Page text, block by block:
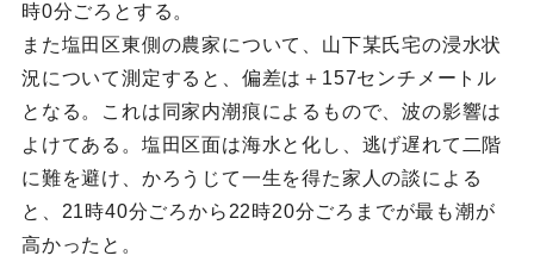
時0分ごろとする。
また塩田区東側の農家について、山下某氏宅の浸水状
況について測定すると、偏差は＋157センチメートル
となる。これは同家内潮痕によるもので、波の影響は
よけてある。塩田区面は海水と化し、逃げ遅れて二階
に難を避け、かろうじて一生を得た家人の談による
と、21時40分ごろから22時20分ごろまでが最も潮が
高かったと。